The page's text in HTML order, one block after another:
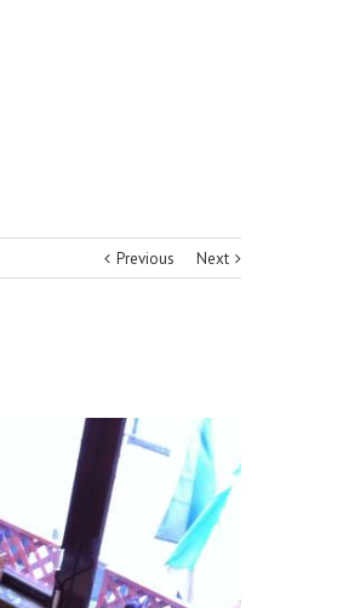
Previous Next